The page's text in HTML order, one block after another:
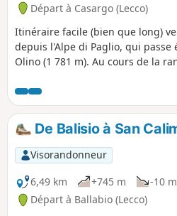
Départ à Casargo (Lecco)
Itinéraire facile (bien que long)
depuis l'Alpe di Paglio, qui passe
Olino (1 781 m). Au cours de la
ainsi que sur le Mont Rose et les
pourrez également apercevoir le
De Balisio à San
Visorandonneur
6,49 km
+745 m -10 m
Départ à Ballabio (Lecco)